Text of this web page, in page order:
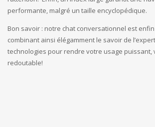
performante, malgré un taille encyclopédique.
Bon savoir : notre chat conversationnel est
combinant ainsi élégamment le savoir de
technologies pour rendre votre usage puissant,
redoutable!